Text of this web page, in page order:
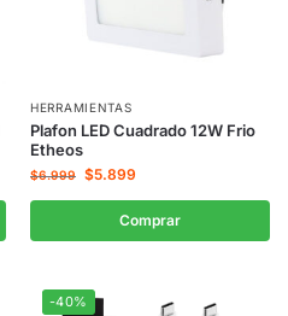
HERRAMIENTAS
Plafon LED Cuadrado 12W Frio
Etheos
$6.999 $5.899
Comprar
-40%